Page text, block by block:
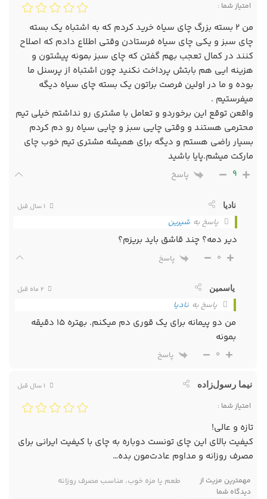
امتیاز شما :
من ۲ بسته بزرگ چای سیاه خرید کردم که به اشتباه یک بسته
چای سبز و یکی چای سیاه فرستادن وقتی اطلاع دادم که اصلاح
کنند در کمال تعجب بهم گفتن که چای سبز بمونه پیشتون و
هزینه ایی هم بابتش پرداخت نکنید چون اشتباه از پرسنل ما
بوده و ما در اولین فرصت براتون یک بسته چای سیاه دیگه
میفرستیم .
واقعن توقع این برخوردو و تعامل با مشتری رو نداشتم خیلی تیم
محترمی هستند و وقتی چایی سبز و چایی سیاه رو دم کردم
بسیار راضی هستم و دیگه برای همیشه مشتری تیم خوب چای
مارکت میشم.پایا باشید
9 پاسخ
نادیا
پاسخ به شیرین
دیر دمه؟ چند قاشق باید بریزم؟
0 پاسخ
یاسمین
پاسخ به نادیا
من دو پیمانه برای یک قوری دم میکنم. بهتره 15 دقیقه
بمونه
0 پاسخ
نیما رسول‌زاده
امتیاز شما :
تازه و عالی!
کیفیت بالای این چای تونست دوباره به چای با کیفیت ایرانی برای
مصرف روزانه و مداوم عادت‌مون بده…
مهمترین مزیت از
دیدگاه شما
طعم یا مزه خوب، مناسب مصرف روزانه